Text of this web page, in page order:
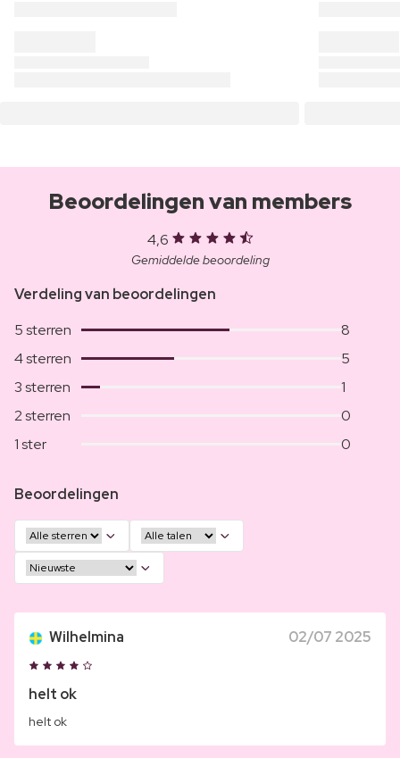
Beoordelingen van members
4,6
Gemiddelde beoordeling
Verdeling van beoordelingen
5 sterren
8
4 sterren
5
3 sterren
1
2 sterren
0
1 ster
0
Beoordelingen
Wilhelmina 02/07 2025
helt ok
helt ok